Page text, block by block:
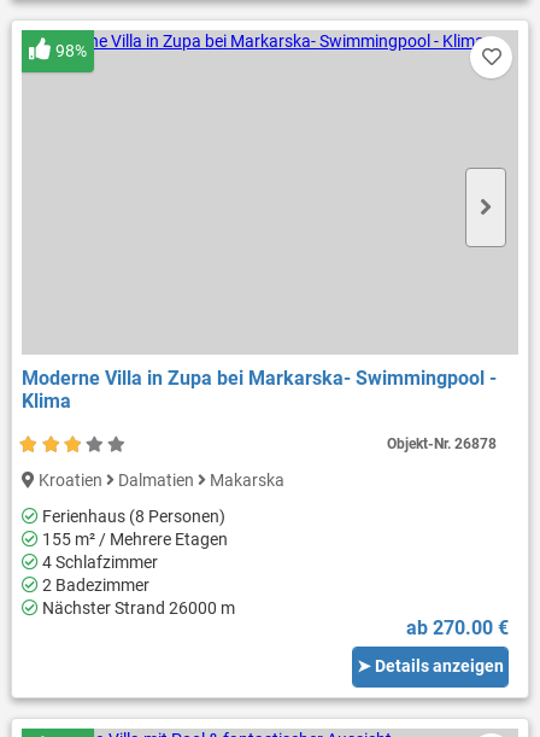
Moderne Villa in Zupa bei Markarska- Swimmingpool -
Klima
98%
Kroatien Dalmatien
Makarska
Ferienhaus (8 Personen)
155 m² / Mehrere Etagen
4 Schlafzimmer
2 Badezimmer
Nächster Strand 26000 m
ab 270.00 €
➤ Details anzeigen
Objekt-Nr.26878